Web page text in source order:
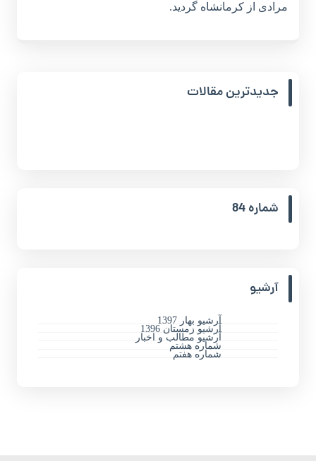
مرادی از کرمانشاه گردید.
جدیدترین مقالات
شماره 84
آرشیو
آرشیو بهار 1397
آرشیو زمستان 1396
آرشیو مطالب و اخبار
شماره هشتم
شماره هفتم